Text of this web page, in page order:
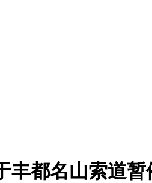
丰都名山索道